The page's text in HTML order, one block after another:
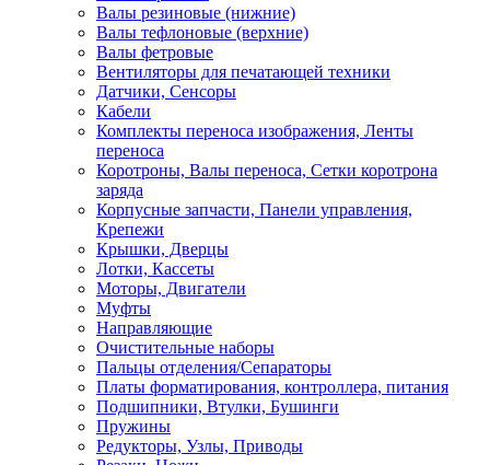
Валы резиновые (нижние)
Валы тефлоновые (верхние)
Валы фетровые
Вентиляторы для печатающей техники
Датчики, Сенсоры
Кабели
Комплекты переноса изображения, Ленты
переноса
Коротроны, Валы переноса, Сетки коротрона
заряда
Корпусные запчасти, Панели управления,
Крепежи
Крышки, Дверцы
Лотки, Кассеты
Моторы, Двигатели
Муфты
Направляющие
Очистительные наборы
Пальцы отделения/Сепараторы
Платы форматирования, контроллера, питания
Подшипники, Втулки, Бушинги
Пружины
Редукторы, Узлы, Приводы